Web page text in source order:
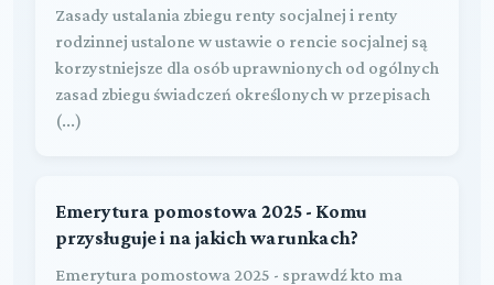
Zasady ustalania zbiegu renty socjalnej i renty
rodzinnej ustalone w ustawie o rencie socjalnej są
korzystniejsze dla osób uprawnionych od ogólnych
zasad zbiegu świadczeń określonych w przepisach
(...)
Emerytura pomostowa 2025 - Komu
przysługuje i na jakich warunkach?
Emerytura pomostowa 2025 - sprawdź kto ma